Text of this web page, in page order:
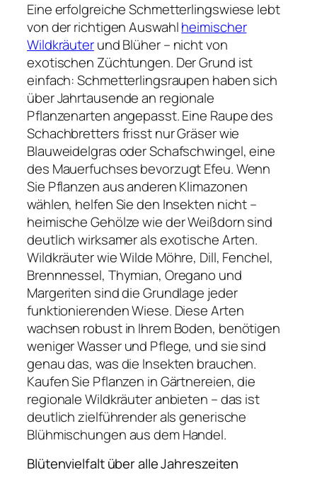
Eine erfolgreiche Schmetterlingswiese lebt
von der richtigen Auswahlheimischer
Wildkräuterund Blüher – nicht von
exotischen Züchtungen. Der Grund ist
einfach: Schmetterlingsraupen haben sich
über Jahrtausende an regionale
Pflanzenarten angepasst. Eine Raupe des
Schachbretters frisst nur Gräser wie
Blauweidelgras oder Schafschwingel, eine
des Mauerfuchses bevorzugt Efeu. Wenn
Sie Pflanzen aus anderen Klimazonen
wählen, helfen Sie den Insekten nicht –
heimische Gehölze wie der Weißdorn sind
deutlich wirksamer als exotische Arten.
Wildkräuter wie Wilde Möhre, Dill, Fenchel,
Brennnessel, Thymian, Oregano und
Margeriten sind die Grundlage jeder
funktionierenden Wiese. Diese Arten
wachsen robust in Ihrem Boden, benötigen
weniger Wasser und Pflege, und sie sind
genau das, was die Insekten brauchen.
Kaufen Sie Pflanzen in Gärtnereien, die
regionale Wildkräuter anbieten – das ist
deutlich zielführender als generische
Blühmischungen aus dem Handel.
Blütenvielfalt über alle Jahreszeiten